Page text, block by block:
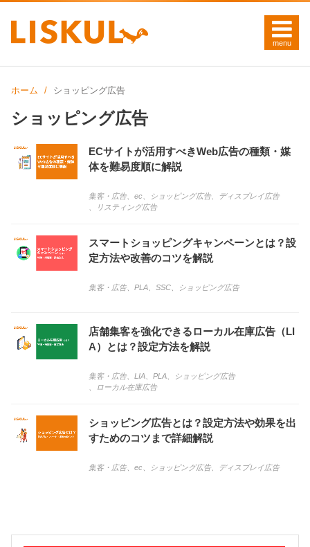
ホーム ショッピング広告
ショッピング広告
ECサイトが活用すべきWeb広告の種類・媒
体を難易度順に解説
集客・広告、 ec ショッピング広告、
ディスプレイ広告
リスティング広告
スマートショッピングキャンペーンとは？設
定方法や改善のコツを解説
集客・広告、 PLA SSC ショッピング広告
店舗集客を強化できるローカル在庫広告（LI
A）とは？設定方法を解説
集客・広告、 LIA PLA
ショッピング広告
ローカル在庫広告
ショッピング広告とは？設定方法や効果を出
すためのコツまで詳細解説
集客・広告、 ec ショッピング広告、 ディスプレイ広告